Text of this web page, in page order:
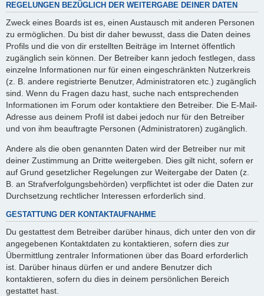
REGELUNGEN BEZÜGLICH DER WEITERGABE DEINER DATEN
Zweck eines Boards ist es, einen Austausch mit anderen Personen
zu ermöglichen. Du bist dir daher bewusst, dass die Daten deines
Profils und die von dir erstellten Beiträge im Internet öffentlich
zugänglich sein können. Der Betreiber kann jedoch festlegen, dass
einzelne Informationen nur für einen eingeschränkten Nutzerkreis
(z. B. andere registrierte Benutzer, Administratoren etc.) zugänglich
sind. Wenn du Fragen dazu hast, suche nach entsprechenden
Informationen im Forum oder kontaktiere den Betreiber. Die E-Mail-
Adresse aus deinem Profil ist dabei jedoch nur für den Betreiber
und von ihm beauftragte Personen (Administratoren) zugänglich.
Andere als die oben genannten Daten wird der Betreiber nur mit
deiner Zustimmung an Dritte weitergeben. Dies gilt nicht, sofern er
auf Grund gesetzlicher Regelungen zur Weitergabe der Daten (z.
B. an Strafverfolgungsbehörden) verpflichtet ist oder die Daten zur
Durchsetzung rechtlicher Interessen erforderlich sind.
GESTATTUNG DER KONTAKTAUFNAHME
Du gestattest dem Betreiber darüber hinaus, dich unter den von dir
angegebenen Kontaktdaten zu kontaktieren, sofern dies zur
Übermittlung zentraler Informationen über das Board erforderlich
ist. Darüber hinaus dürfen er und andere Benutzer dich
kontaktieren, sofern du dies in deinem persönlichen Bereich
gestattet hast.